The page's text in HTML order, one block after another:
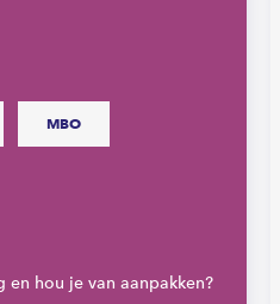
MBO
hou je van aanpakken?